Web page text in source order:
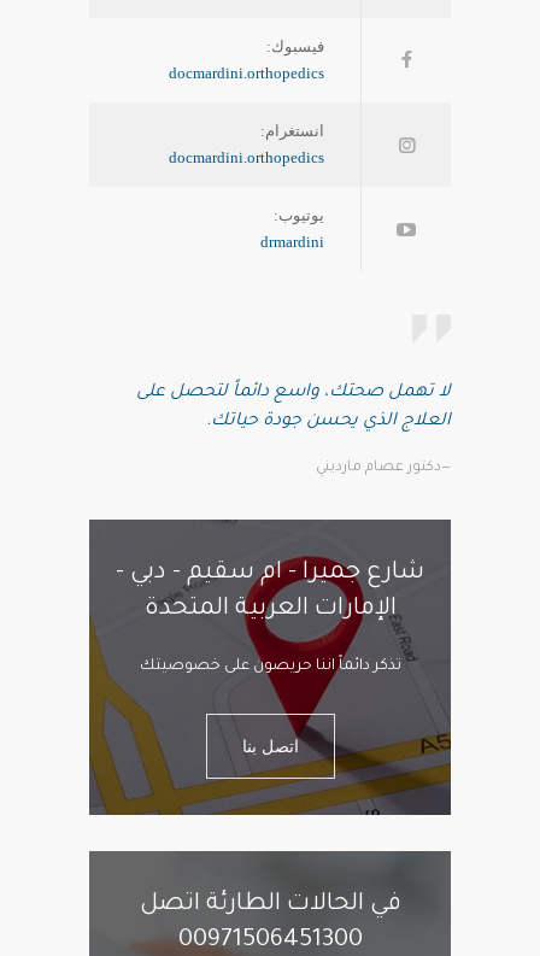
فيسبوك:
docmardini.orthopedics
انستغرام:
docmardini.orthopedics
يوتيوب:
drmardini
لا تهمل صحتك، واسع دائماً لتحصل على
العلاج الذي يحسن جودة حياتك.
—دكتور عصام مارديني
شارع جميرا - ام سقيم - دبي -
الإمارات العربية المتحدة
تذكر دائماً اننا حريصون على خصوصيتك
اتصل بنا
في الحالات الطارئة اتصل
00971506451300